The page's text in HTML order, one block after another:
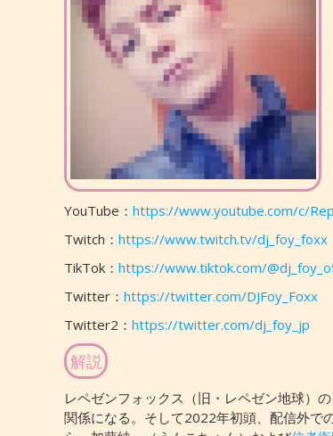
YouTube： https://www.youtube.com/c/
Twitch： https://www.twitch.tv/dj_foy_foxx
TikTok： https://www.tiktok.com/
Twitter： https://twitter.com/DJFoy_Foxx
Twitter2： https://twitter.com/dj_foy_jp
解説
レペゼンフォックス（旧・レペゼン地球）
関係になる。そして2022年初頭、配信外で